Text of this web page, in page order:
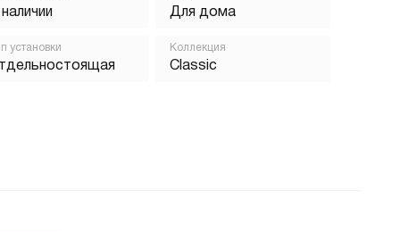
Для дома
установки Коллекция
Classic